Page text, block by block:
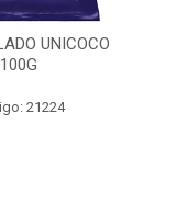
UNICOCO
100G
21224